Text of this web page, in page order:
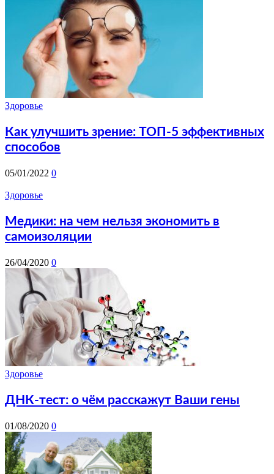
Здоровье
Как улучшить зрение: ТОП-5 эффективных
способов
05/01/2022 0
Здоровье
Медики: на чем нельзя экономить в
самоизоляции
26/04/2020 0
Здоровье
ДНК-тест: о чём расскажут Ваши гены
01/08/2020 0